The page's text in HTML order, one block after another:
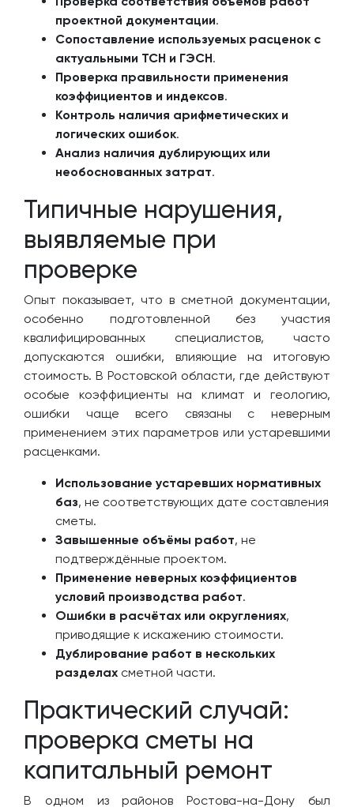
проектной документации.
Сопоставление используемых расценок с
актуальными ТСН и ГЭСН.
Проверка правильности применения
коэффициентов и индексов.
Контроль наличия арифметических и
логических ошибок.
Анализ наличия дублирующих или
необоснованных затрат.
Типичные нарушения,
выявляемые при
проверке
Опыт показывает, что в сметной документации,
особенно подготовленной без участия
квалифицированных специалистов, часто
допускаются ошибки, влияющие на итоговую
стоимость. В Ростовской области, где действуют
особые коэффициенты на климат и геологию,
ошибки чаще всего связаны с неверным
применением этих параметров или устаревшими
расценками.
Использование устаревших нормативных
баз, не соответствующих дате составления
сметы.
Завышенные объёмы работ, не
подтверждённые проектом.
Применение неверных коэффициентов
условий производства работ.
Ошибки в расчётах или округлениях,
приводящие к искажению стоимости.
Дублирование работ в нескольких
разделах сметной части.
Практический случай:
проверка сметы на
капитальный ремонт
В одном из районов Ростова-на-Дону был